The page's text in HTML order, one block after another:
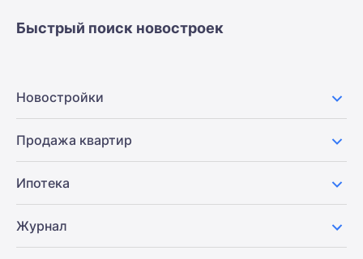
Быстрый поиск новостроек
Новостройки
Продажа квартир
Ипотека
Журнал